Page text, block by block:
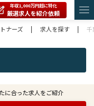
年収1,000万円超に特化
厳選求人を紹介依頼
ナーズ
| 求人を探す |
に合った求人をご紹介